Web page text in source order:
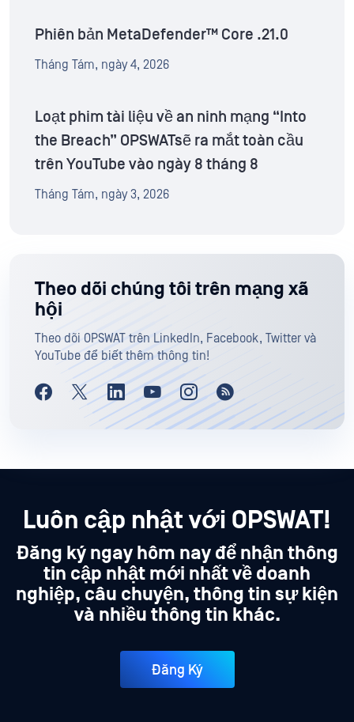
Phiên bản MetaDefender™ Core .21.0
Tháng Tám, ngày 4, 2026
Loạt phim tài liệu về an ninh mạng “Into
the Breach” OPSWATsẽ ra mắt toàn cầu
trên YouTube vào ngày 8 tháng 8
Tháng Tám, ngày 3, 2026
Theo dõi chúng tôi trên mạng xã
hội
Theo dõi OPSWAT trên LinkedIn, Facebook, Twitter và
YouTube để biết thêm thông tin!
Luôn cập nhật với OPSWAT!
Đăng ký ngay hôm nay để nhận thông
tin cập nhật mới nhất về doanh
nghiệp, câu chuyện, thông tin sự kiện
và nhiều thông tin khác.
Đăng Ký